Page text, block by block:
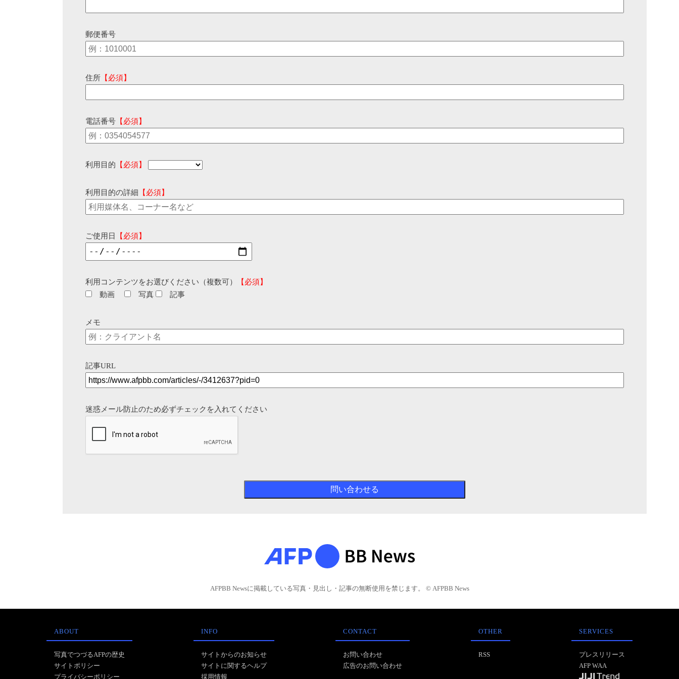
郵便番号
住所 【必須】
電話番号 【必須】
利用目的 【必須】
利用目的の詳細 【必須】
ご使用日 【必須】
利用コンテンツをお選びください（複数可）
【必須】
動画
写真 記事
メモ
記事URL
迷惑メール防止のため必ずチェックを入れてください
AFPBB Newsに掲載している写真・見出し・記事の無断使用を禁じます。 © AFPBB News
ABOUT
写真でつづるAFPの歴史
サイトポリシー
プライバシーポリシー
INFO
サイトからのお知らせ
サイトに関するヘルプ
採用情報
CONTACT
お問い合わせ
広告のお問い合わせ
OTHER
RSS
SERVICES
プレスリリース
AFP WAA